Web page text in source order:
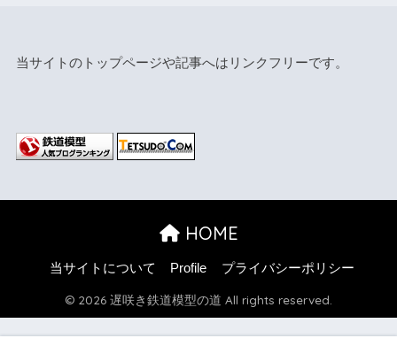
当サイトのトップページや記事へはリンクフリーです。
HOME
当サイトについて Profile プライバシーポリシー
© 2026 遅咲き鉄道模型の道 All rights reserved.